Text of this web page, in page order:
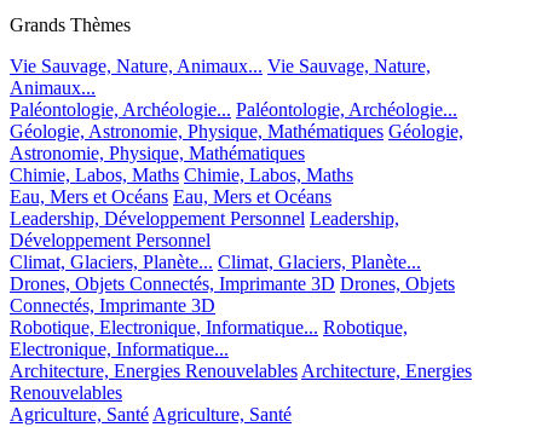
Grands Thèmes
Vie Sauvage, Nature, Animaux... Vie Sauvage, Nature,
Animaux...
Paléontologie, Archéologie... Paléontologie, Archéologie...
Géologie, Astronomie, Physique, Mathématiques Géologie,
Astronomie, Physique, Mathématiques
Chimie, Labos, Maths Chimie, Labos, Maths
Eau, Mers et Océans Eau, Mers et Océans
Leadership, Développement Personnel Leadership,
Développement Personnel
Climat, Glaciers, Planète... Climat, Glaciers, Planète...
Drones, Objets Connectés, Imprimante 3D Drones, Objets
Connectés, Imprimante 3D
Robotique, Electronique, Informatique... Robotique,
Electronique, Informatique...
Architecture, Energies RenouvelablesArchitecture, Energies
Renouvelables
Agriculture, SantéAgriculture, Santé